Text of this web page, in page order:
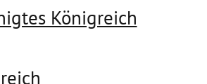
Königreich